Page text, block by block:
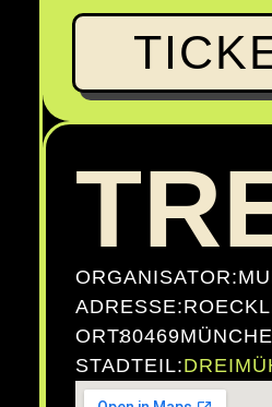
ORGANISATOR:
ADRESSE:
ORT:80469
STADTEIL: